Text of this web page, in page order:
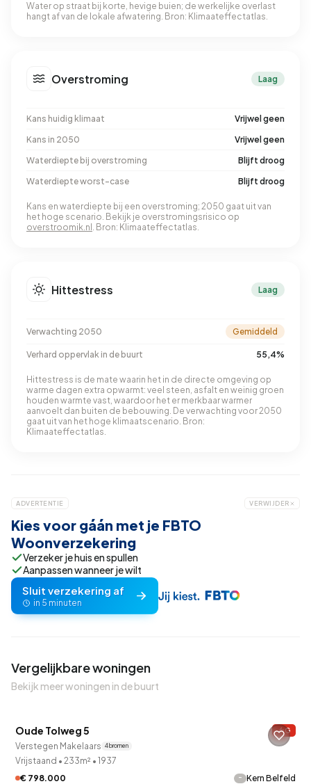
Water op straat bij korte, hevige buien; de werkelijke overlast
hangt af van de lokale afwatering. Bron: Klimaateffectatlas.
Overstroming Laag
Kans huidig klimaat
Vrijwel geen
Kans in 2050
Vrijwel geen
Waterdiepte bij overstroming
Blijft droog
Waterdiepte worst-case
Blijft droog
Kans en waterdiepte bij een overstroming; 2050 gaat uit van
het hoge scenario. Bekijk je overstromingsrisico op
overstroomik.nl . Bron: Klimaateffectatlas.
Hittestress Laag
Verwachting 2050 Gemiddeld
Verhard oppervlak in de buurt 55,4%
Hittestress is de mate waarin het in de directe omgeving op
warme dagen extra opwarmt: veel steen, asfalt en weinig groen
houden warmte vast, waardoor het er merkbaar warmer
aanvoelt dan buiten de bebouwing. De verwachting voor 2050
gaat uit van het hoge klimaatscenario. Bron:
Klimaateffectatlas.
ADVERTENTIE VERWIJDER
Kies voor gáán met je FBTO
Woonverzekering
Verzeker je huis en spullen
Aanpassen wanneer je wilt
Sluit verzekering af
in 5 minuten
Vergelijkbare woningen
Bekijk meer woningen in de buurt
QUICKLANE™
Oude Tolweg 5 G
Verstegen Makelaars 4 bronnen
Vrijstaand • 233m² • 1937
€ 798.000
- Kern Belfeld